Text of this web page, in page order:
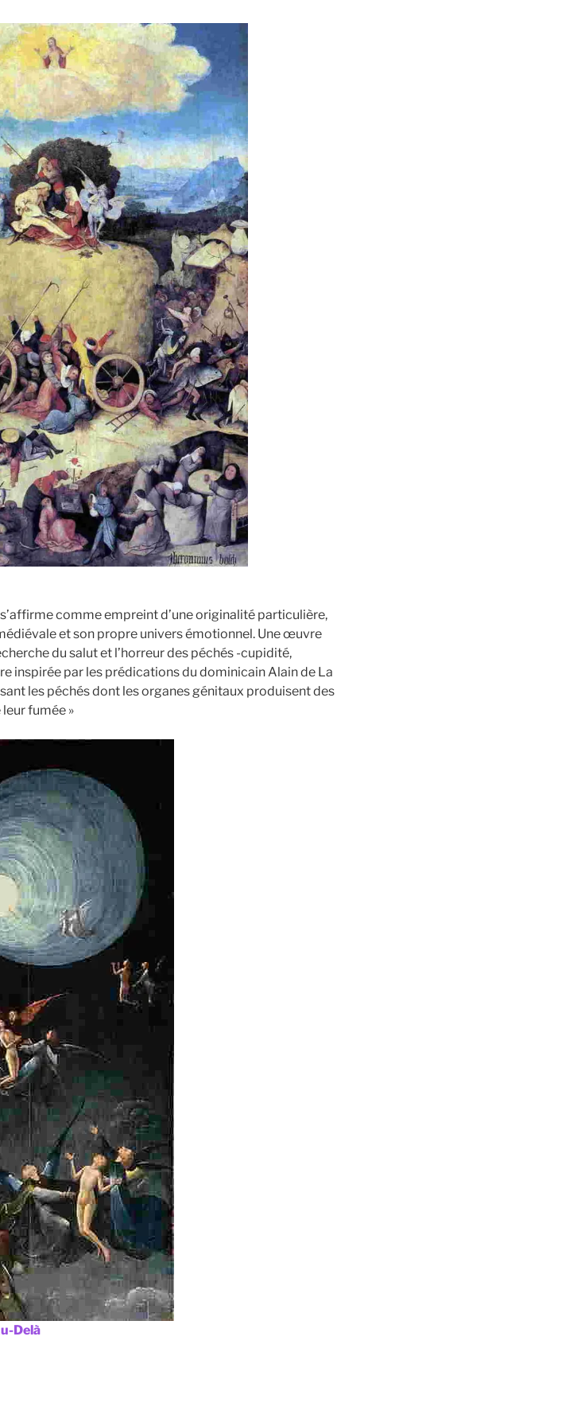
comme empreint d’une originalité particulière,
et son propre univers émotionnel. Une œuvre
du salut et l’horreur des péchés -cupidité,
inspirée par les prédications du dominicain Alain de La
les péchés dont les organes génitaux produisent des
fumée »
Delà